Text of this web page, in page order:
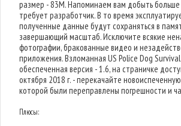
размер - 83M. Напоминаем вам добыть больше
требует разработчик. В то время
полученные данные будут сохраняться в
завершающий масштаб. Исключите всякие
фотографии, бракованные видео и
приложения. Взломанная US Police Dog
обеспеченная версия - 1.6, на страничке
октября 2018 г. - перекачайте
которой были переправлены погрешности и
Плюсы: